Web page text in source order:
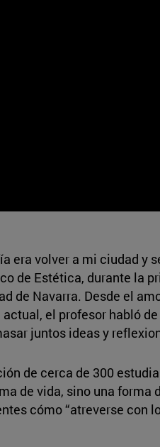
era volver a mi ciudad y
de Estética, durante la
de Navarra. Desde el
el profesor habló
juntos ideas y
de cerca de 300
de vida, sino una forma
cómo “atreverse con